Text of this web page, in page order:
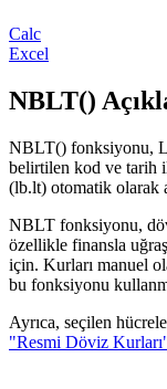
Calc
Excel
NBLT()
NBLT() fonksiyonu,
belirtilen kod ve tarih
(lb.lt) otomatik olarak
NBLT fonksiyonu,
özellikle finansla
için. Kurları manuel
bu fonksiyonu
Ayrıca, seçilen
"Resmi Döviz Kurları"